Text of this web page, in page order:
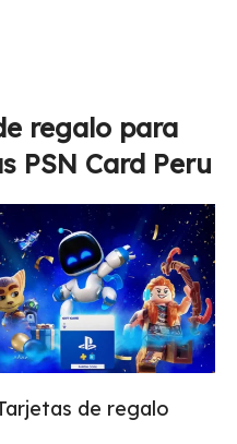
regalo para
PSN Card Peru
de regalo